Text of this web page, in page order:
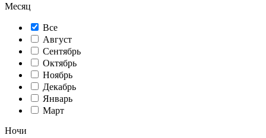
Месяц
Все
Август
Сентябрь
Октябрь
Ноябрь
Декабрь
Январь
Март
Ночи